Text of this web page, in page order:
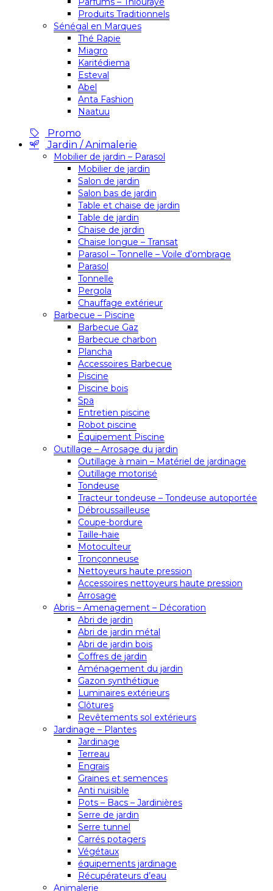
Produits Traditionnels
Sénégal en Marques
Thé Rapie
Miagro
Karitédiema
Esteval
Abel
Anta Fashion
Naatuu
Promo
Jardin / Animalerie
Mobilier de jardin – Parasol
Mobilier de jardin
Salon de jardin
Salon bas de jardin
Table et chaise de jardin
Table de jardin
Chaise de jardin
Chaise longue – Transat
Parasol – Tonnelle – Voile d’ombrage
Parasol
Tonnelle
Pergola
Chauffage extérieur
Barbecue – Piscine
Barbecue Gaz
Barbecue charbon
Plancha
Accessoires Barbecue
Piscine
Piscine bois
Spa
Entretien piscine
Robot piscine
Équipement Piscine
Outillage – Arrosage du jardin
Outillage à main – Matériel de jardinage
Outillage motorisé
Tondeuse
Tracteur tondeuse – Tondeuse autoportée
Débroussailleuse
Coupe-bordure
Taille-haie
Motoculteur
Tronçonneuse
Nettoyeurs haute pression
Accessoires nettoyeurs haute pression
Arrosage
Abris – Amenagement – Décoration
Abri de jardin
Abri de jardin métal
Abri de jardin bois
Coffres de jardin
Aménagement du jardin
Gazon synthétique
Luminaires extérieurs
Clôtures
Revêtements sol extérieurs
Jardinage – Plantes
Jardinage
Terreau
Engrais
Graines et semences
Anti nuisible
Pots – Bacs – Jardinières
Serre de jardin
Serre tunnel
Carrés potagers
Végétaux
équipements jardinage
Récupérateurs d’eau
Animalerie